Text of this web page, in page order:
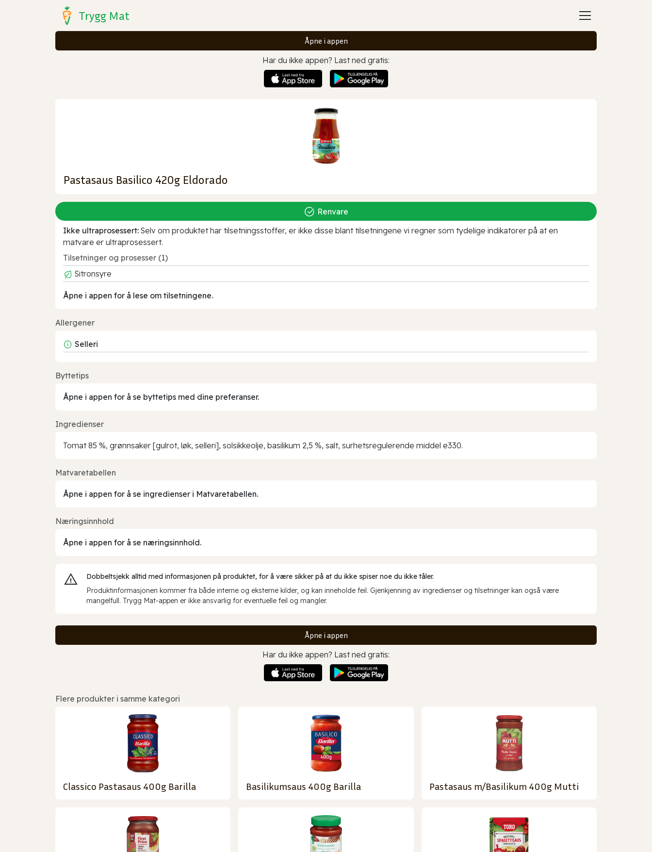
Trygg Mat
Åpne i appen
Har du ikke appen? Last ned gratis:
Pastasaus Basilico 420g Eldorado
Renvare
Ikke ultraprosessert: Selv om produktet har tilsetningsstoffer, er ikke disse blant tilsetningene vi regner som tydelige indikatorer på at en
matvare er ultraprosessert.
Tilsetninger og prosesser (1)
Sitronsyre
Åpne i appen for å lese om tilsetningene.
Allergener
Selleri
Byttetips
Åpne i appen for å se byttetips med dine preferanser.
Ingredienser
Tomat 85 %, grønnsaker [gulrot, løk, selleri], solsikkeolje, basilikum 2,5 %, salt, surhetsregulerende middel e330.
Matvaretabellen
Åpne i appen for å se ingredienser i Matvaretabellen.
Næringsinnhold
Åpne i appen for å se næringsinnhold.
Dobbeltsjekk alltid med informasjonen på produktet, for å være sikker på at du ikke spiser noe du ikke tåler.
Produktinformasjonen kommer fra både interne og eksterne kilder, og kan inneholde feil. Gjenkjenning av ingredienser og tilsetninger kan også være
mangelfull. Trygg Mat-appen er ikke ansvarlig for eventuelle feil og mangler.
Åpne i appen
Har du ikke appen? Last ned gratis:
Flere produkter i samme kategori
Classico Pastasaus 400g Barilla Basilikumsaus 400g Barilla Pastasaus m/Basilikum 400g Mutti